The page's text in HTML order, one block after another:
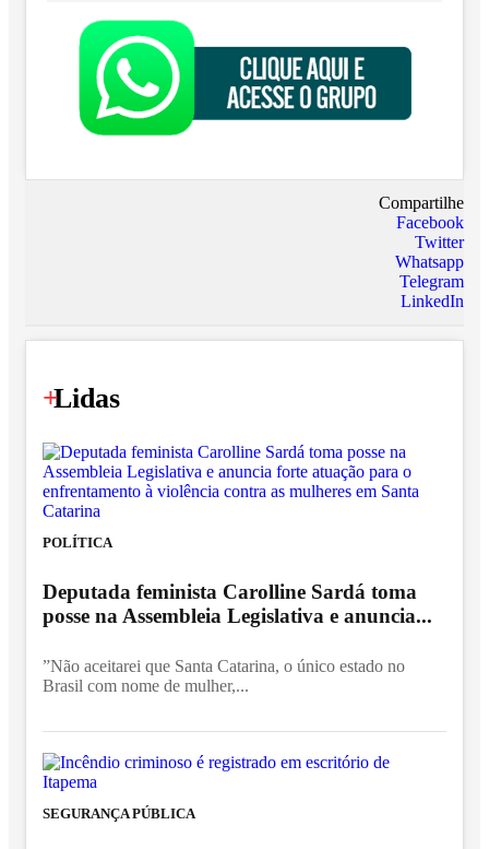
Compartilhe
Facebook
Twitter
Whatsapp
Telegram
LinkedIn
+
Lidas
POLÍTICA
Deputada feminista Carolline Sardá toma
posse na Assembleia Legislativa e anuncia...
”Não aceitarei que Santa Catarina, o único estado no
Brasil com nome de mulher,...
SEGURANÇA PÚBLICA